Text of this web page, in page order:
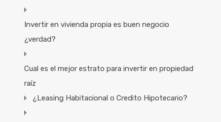
Invertir en vivienda propia es buen negocio
¿verdad?
Cual es el mejor estrato para invertir en propiedad
raíz
¿Leasing Habitacional o Credito Hipotecario?